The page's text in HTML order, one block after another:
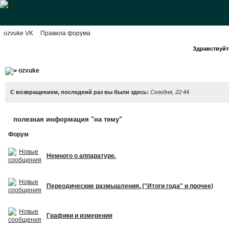
ozvuke VK Правила форума
ozvuke
С возвращением, последний раз вы были здесь: Сегодня, 22:44
полезная информация "на тему"
Форум
Немного о аппаратуре.
Переодические размышления. ("Итоги года" и прочее)
Графики и измерения